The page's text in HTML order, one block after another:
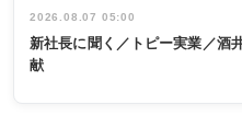
2026.08.07 05:00
新社長に聞く／トピー実業／
献